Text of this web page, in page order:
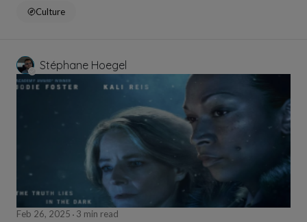
Culture
Stéphane Hoegel
Feb 26, 2025 3 min read